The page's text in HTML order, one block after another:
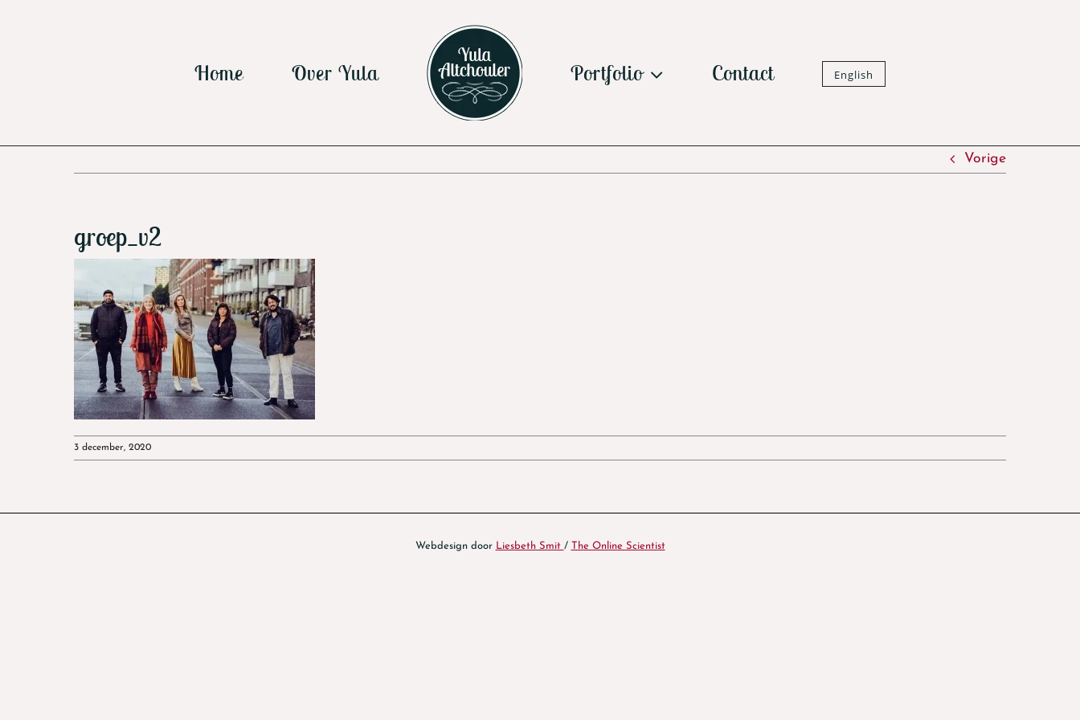
Home Over Yula Portfolio Contact English
Vorige
groep_v2
3 december, 2020
Webdesign door Liesbeth Smit / The Online Scientist